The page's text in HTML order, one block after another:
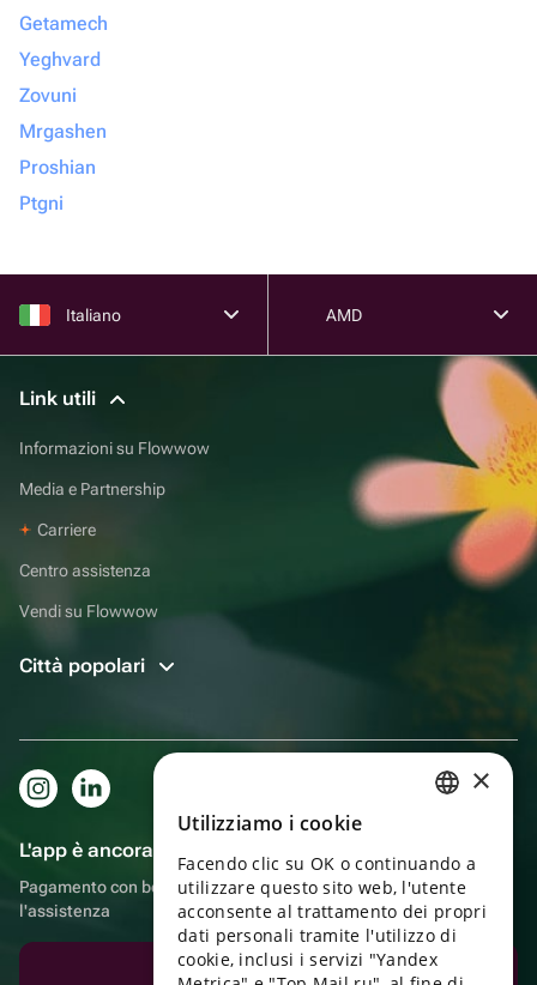
Getamech
Yeghvard
Zovuni
Mrgashen
Proshian
Ptgni
Italiano AMD
Link utili
Informazioni su Flowwow
Media e Partnership
Carriere
Centro assistenza
Vendi su Flowwow
Città popolari
L'app è ancora più comoda!
Pagamento con bonus, autoconsegna, comoda chat con
l'assistenza
Scarica l'app
ENGLISH
UKRAINIAN
PORTUGUESE
×
Utilizziamo i cookie
Facendo clic su OK o continuando a
utilizzare questo sito web, l'utente
acconsente al trattamento dei propri
dati personali tramite l'utilizzo di
cookie, inclusi i servizi "Yandex